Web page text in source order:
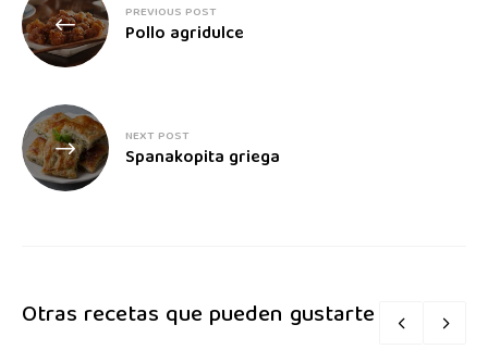
PREVIOUS POST
Pollo agridulce
NEXT POST
Spanakopita griega
Otras recetas que pueden gustarte